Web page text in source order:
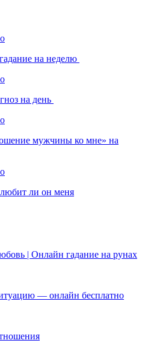
на неделю
на день
мужчины ко мне» на
ли он меня
| Онлайн гадание на рунах
— онлайн бесплатно